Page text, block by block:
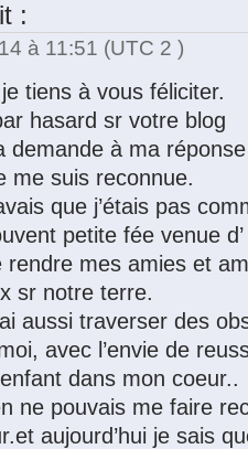
:
à 11:51 (UTC 2 )
tiens à vous féliciter.
hasard sr votre blog
demande à ma
me suis reconnue.
que j’étais pas
petite fée venue
rendre mes amies et
sr notre terre.
aussi traverser des
avec l’envie de
dans mon coeur..
ne pouvais me faire
aujourd’hui je sais